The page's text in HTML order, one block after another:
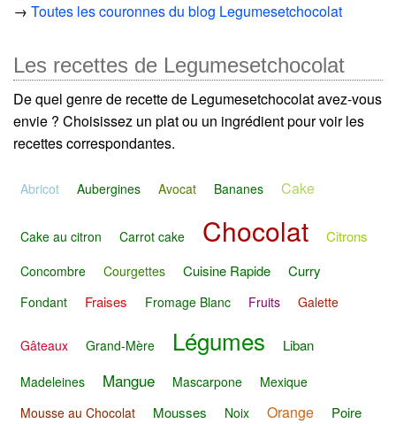
→ Toutes les couronnes du blog Legumesetchocolat
Les recettes de Legumesetchocolat
De quel genre de recette de Legumesetchocolat avez-vous
envie ? Choisissez un plat ou un ingrédient pour voir les
recettes correspondantes.
Abricot Aubergines Avocat Bananes Cake
Cake au citron Carrot cake Chocolat Citrons
Concombre Courgettes Cuisine Rapide Curry
Fondant Fraises Fromage Blanc Fruits Galette
Gâteaux Grand-Mère Légumes Liban
Madeleines Mangue Mascarpone
Mexique
Mousse au Chocolat
Mousses Noix Orange
Poire